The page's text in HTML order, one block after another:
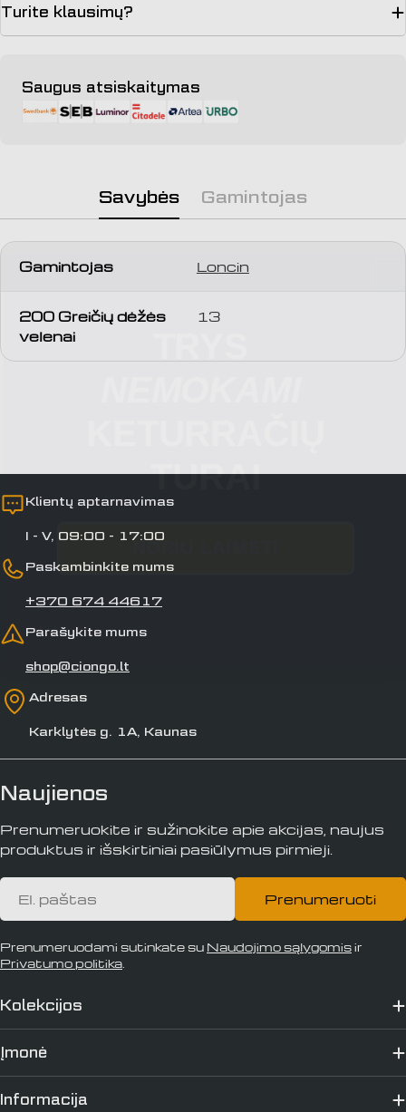
Turite klausimų?
Užduokite klausimą
vardas
el.
Laukai, pažymėti *, yra privalomi.
Saugus atsiskaitymas
Apmokėjimo
būdai
Savybės Gamintojas
Gamintojas Loncin
200 Greičių dėžės
velenai
13
Klientų aptarnavimas
I - V, 09:00 - 17:00
Paskambinkite mums
+370 674 44617
Parašykite mums
shop@ciongo.lt
Adresas
Karklytės g. 1A, Kaunas
Kolekcijos
Įmonė
Informacija
Naujienos
Prenumeruokite ir sužinokite apie akcijas, naujus
produktus ir išskirtiniai pasiūlymus pirmieji.
El.
paštas
Prenumeruoti
Prenumeruodami sutinkate su Naudojimo sąlygomisir
Privatumo politika
TRYS
NEMOKAMI